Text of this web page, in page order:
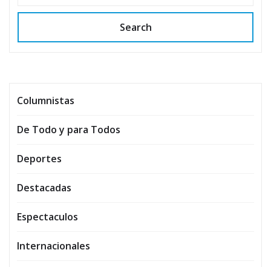
Search
Columnistas
De Todo y para Todos
Deportes
Destacadas
Espectaculos
Internacionales